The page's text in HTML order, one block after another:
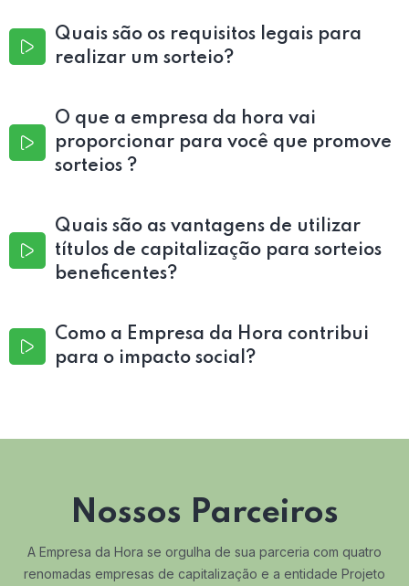
Quais são os requisitos legais para
realizar um sorteio?
O que a empresa da hora vai
proporcionar para você que promove
sorteios ?
Quais são as vantagens de utilizar
títulos de capitalização para sorteios
beneficentes?
Como a Empresa da Hora contribui
para o impacto social?
Nossos Parceiros
A Empresa da Hora se orgulha de sua parceria com quatro
renomadas empresas de capitalização e a entidade Projeto